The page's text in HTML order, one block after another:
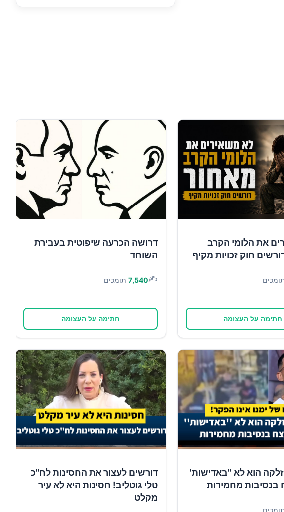
את הלומי הקרב
חוק זכויות מקיף
תומכים
חתימה על העצומה
דרושה הכרעה שיפוטית בעבירת
השוחד
✍️
7,540 תומכים
חתימה על העצומה
זלקה הוא לא ''באדישות''
בנסיבות מחמירות
תומכים
דורשים לעצור את החסינות לח"כ
טלי גוטליב! חסינות היא לא עיר
מקלט